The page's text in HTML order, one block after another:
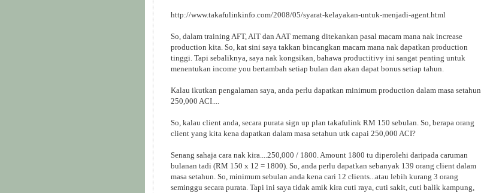
http://www.takafulinkinfo.com/2008/05/syarat-kelayakan-untuk-menjadi-agent.html
So, dalam training AFT, AIT dan AAT memang ditekankan pasal macam mana nak increase
production kita. So, kat sini saya takkan bincangkan macam mana nak dapatkan production
tinggi. Tapi sebaliknya, saya nak kongsikan, bahawa productitivy ini sangat penting untuk
menentukan income you bertambah setiap bulan dan akan dapat bonus setiap tahun.
Kalau ikutkan pengalaman saya, anda perlu dapatkan minimum production dalam masa setahun
250,000 ACI....
So, kalau client anda, secara purata sign up plan takafulink RM 150 sebulan. So, berapa orang
client yang kita kena dapatkan dalam masa setahun utk capai 250,000 ACI?
Senang sahaja cara nak kira....250,000 / 1800. Amount 1800 tu diperolehi daripada caruman
bulanan tadi (RM 150 x 12 = 1800). So, anda perlu dapatkan sebanyak 139 orang client dalam
masa setahun. So, minimum sebulan anda kena cari 12 clients...atau lebih kurang 3 orang
seminggu secara purata. Tapi ini saya tidak amik kira cuti raya, cuti sakit, cuti balik kampung,